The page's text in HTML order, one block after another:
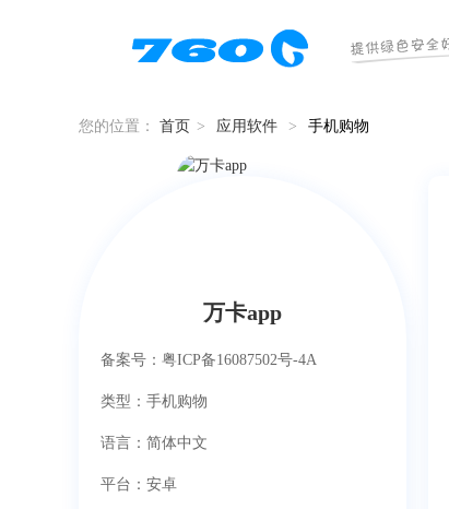
您的位置： 首页 > 应用软件 > 手机购物
备案号：粤ICP备16087502号-4A
类型：手机购物
语言：简体中文
平台：安卓
万卡app